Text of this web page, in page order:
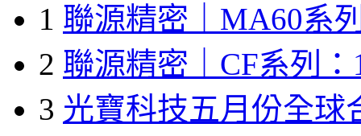
1 聯源精密｜MA60系
2 聯源精密｜CF系列：
3 光寶科技五月份全球